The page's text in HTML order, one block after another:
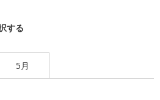
する
5月